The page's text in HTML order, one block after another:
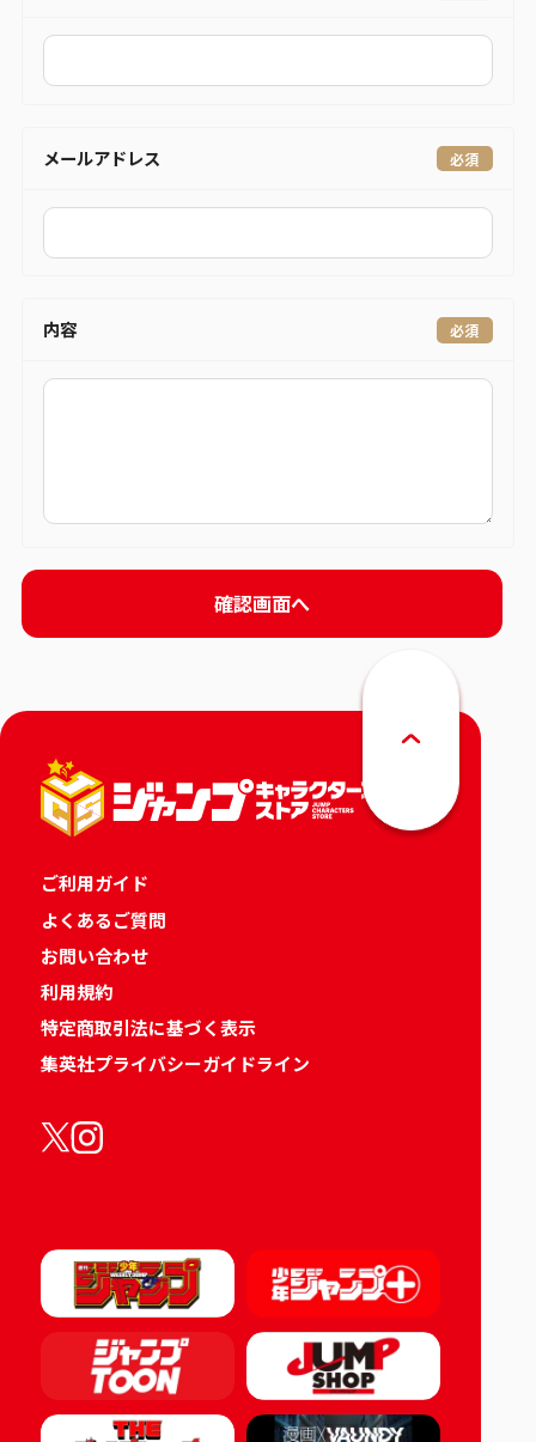
メールアドレス
内容
ご利用ガイド
よくあるご質問
お問い合わせ
利用規約
特定商取引法に基づく表示
集英社プライバシーガイドライン